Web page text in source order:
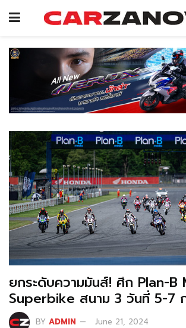
ยกระดับความมันส์! ศึก Plan-B
Superbike สนาม 3 วันที่ 5-7
BY ADMIN June 21, 2024